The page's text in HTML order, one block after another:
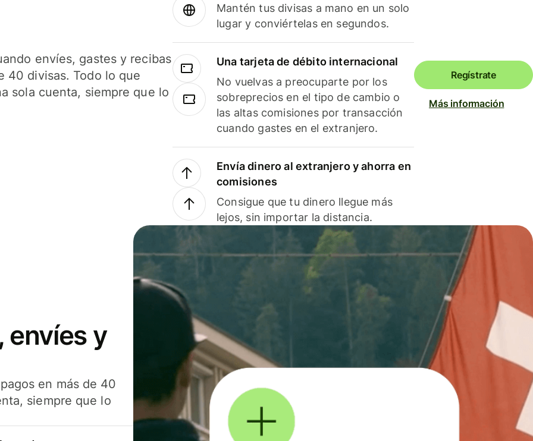
envíes, gastes y recibas
40 divisas. Todo lo que
sola cuenta, siempre que lo
Mantén tus divisas a mano en un solo
lugar y conviértelas en segundos.
Una tarjeta de débito internacional
No vuelvas a preocuparte por los
sobreprecios en el tipo de cambio o
las altas comisiones por transacción
cuando gastes en el extranjero.
Envía dinero al extranjero y ahorra en
comisiones
Consigue que tu dinero llegue más
lejos, sin importar la distancia.
Regístrate
Más información
envíes y
en más de 40
siempre que lo